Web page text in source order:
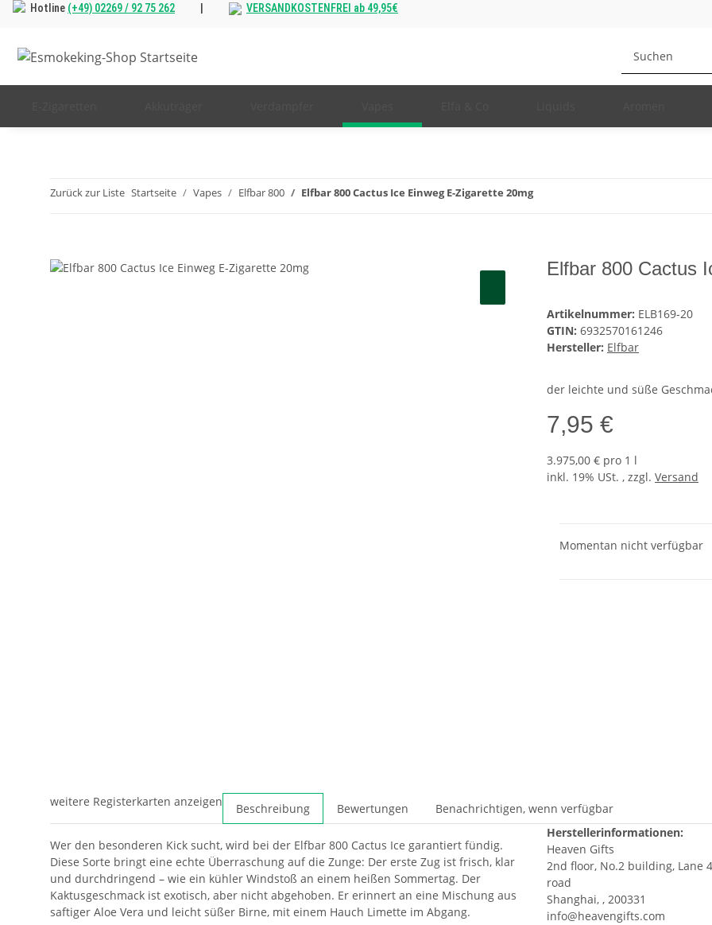
Hotline (+49) 02269 / 92 75 262 VERSANDKOSTENFREI ab 49,95€
Zurück zur Liste Startseite Vapes Elfbar 800 Elfbar 800 Cactus Ice Einweg E-Zigarette 20mg
Elfbar 800 Cactus
Artikelnummer: ELB169-20
GTIN: 6932570161246
Hersteller: Elfbar
der leichte und süße
7,95 €
3.975,00 € pro 1 l
inkl. 19% USt. , zzgl. Versand
Momentan nicht verfügbar
weitere Registerkarten anzeigen Beschreibung Bewertungen Benachrichtigen, wenn verfügbar
Wer den besonderen Kick sucht, wird bei der Elfbar 800 Cactus Ice garantiert fündig.
Diese Sorte bringt eine echte Überraschung auf die Zunge: Der erste Zug ist frisch, klar
und durchdringend – wie ein kühler Windstoß an einem heißen Sommertag. Der
Kaktusgeschmack ist exotisch, aber nicht abgehoben. Er erinnert an eine Mischung aus
saftiger Aloe Vera und leicht süßer Birne, mit einem Hauch Limette im Abgang.
Herstellerinformationen:
Heaven Gifts
2nd floor, No.2 building, Lane
road
Shanghai, , 200331
info@heavengifts.com